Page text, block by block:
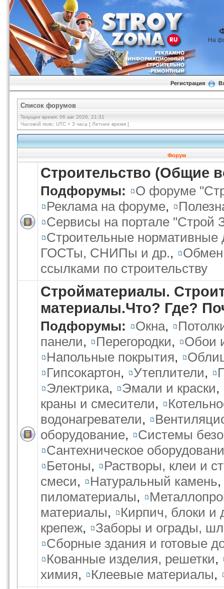
На
Регистрация
Список форумов
Текущее время: 06 авг 2026, 21:31
Часовой пояс: UTC + 3 часа [ Летнее время ]
Форум
Строительство (Общие
Подфорумы:
О форуме
Реклама на форуме,
Сервисы на портале "Строй
Строительные нормативные
ГОСТы, СНИПы и др.,
Обмен
ссылками по строительству
Стройматериалы.
материалы.Что? Где?
Подфорумы: Окна,
панели, Перегородки,
Обои
Напольные покрытия,
Гипсокартон, Утеплители,
Электрика, Эмали и краски,
краны и смесители,
водонагреватели,
оборудование,
Системы
Сантехническое
Бетоны,
Растворы, клеи и
смеси, Натуральный камень,
пиломатериалы,
материалы,
Кирпич, блоки и
крепеж,
Заборы и ограды,
Сборные здания и готовые
Кованные изделия, решетки,
химия, Клеевые материалы,